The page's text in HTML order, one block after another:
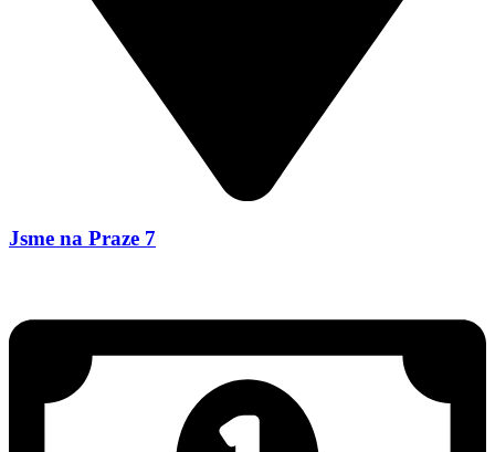
Jsme na Praze 7